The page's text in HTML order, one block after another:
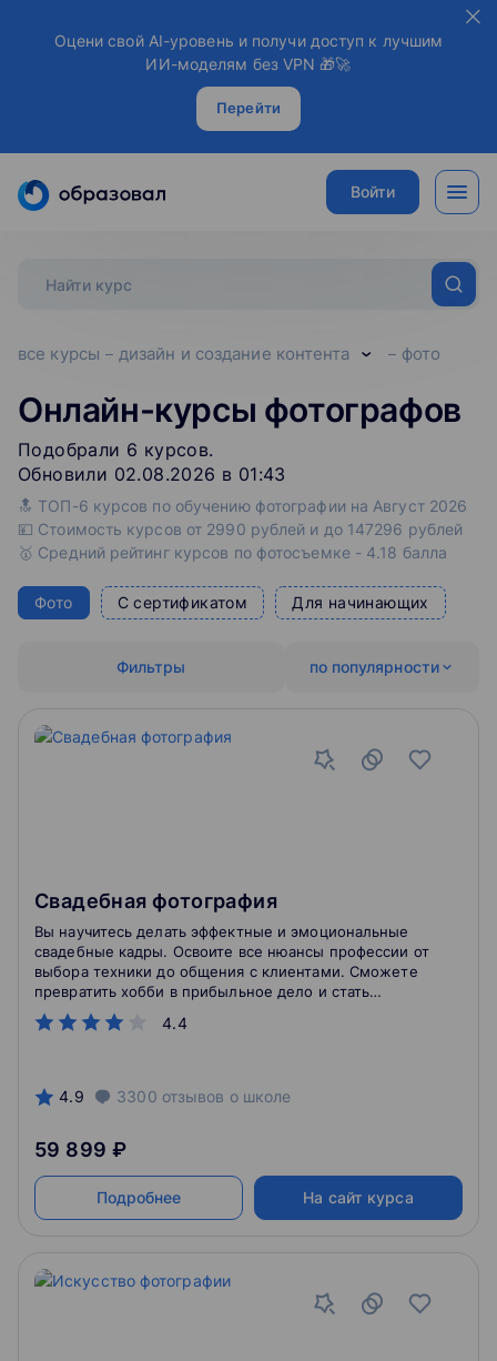
Оцени свой AI-уровень и получи доступ к лучшим
ИИ-моделям без VPN 🎁🚀
Перейти
Войти
все курсы дизайн и создание контента фото
Онлайн-курсы фотографов
Подобрали 6 курсов.
Обновили 02.08.2026 в 01:43
🔝 ТОП-6 курсов по обучению фотографии на Август 2026
💴 Стоимость курсов от 2990 рублей и до 147296 рублей
🥇 Средний рейтинг курсов по фотосъемке - 4.18 балла
Фото С сертификатом Для начинающих
по популярности
Фильтры
Свадебная фотография
4.4
Вы научитесь делать эффектные и эмоциональные
свадебные кадры. Освоите все нюансы профессии от
выбора техники до общения с клиентами. Сможете
превратить хобби в прибыльное дело и стать
свадебным фотографом, которого рекомендуют.
4.9 3300 отзывов о школе
59 899 ₽
Подробнее На сайт курса